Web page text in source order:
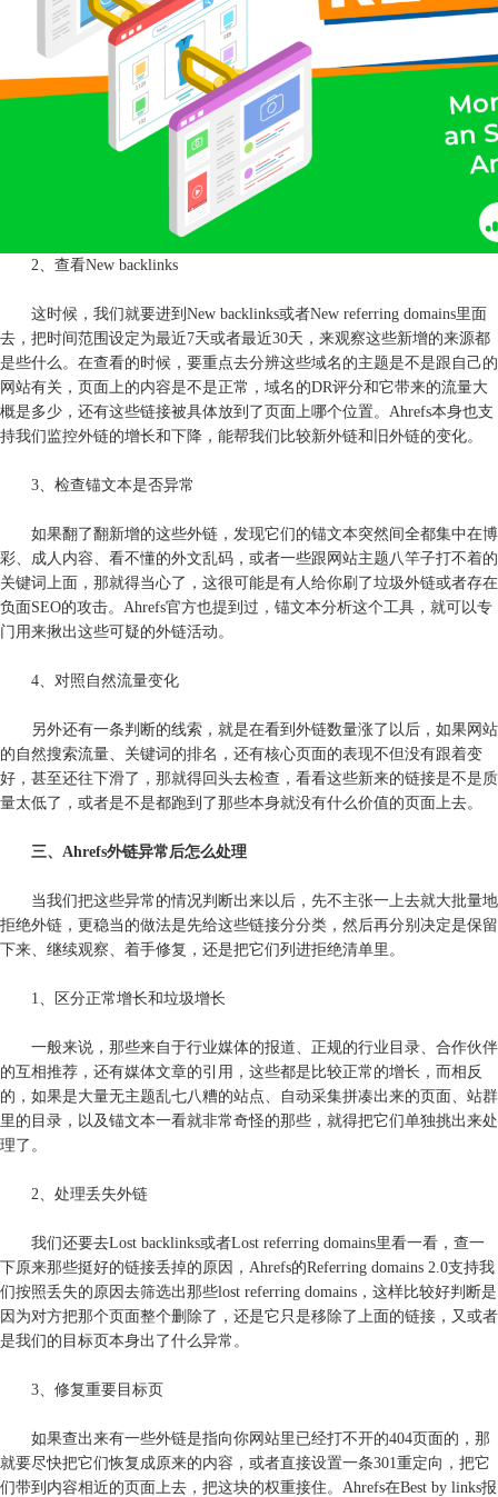
2、查看New backlinks
这时候，我们就要进到New backlinks或者New referring domains里面
去，把时间范围设定为最近7天或者最近30天，来观察这些新增的来源都
是些什么。在查看的时候，要重点去分辨这些域名的主题是不是跟自己的
网站有关，页面上的内容是不是正常，域名的DR评分和它带来的流量大
概是多少，还有这些链接被具体放到了页面上哪个位置。Ahrefs本身也支
持我们监控外链的增长和下降，能帮我们比较新外链和旧外链的变化。
3、检查锚文本是否异常
如果翻了翻新增的这些外链，发现它们的锚文本突然间全都集中在博
彩、成人内容、看不懂的外文乱码，或者一些跟网站主题八竿子打不着的
关键词上面，那就得当心了，这很可能是有人给你刷了垃圾外链或者存在
负面SEO的攻击。Ahrefs官方也提到过，锚文本分析这个工具，就可以专
门用来揪出这些可疑的外链活动。
4、对照自然流量变化
另外还有一条判断的线索，就是在看到外链数量涨了以后，如果网站
的自然搜索流量、关键词的排名，还有核心页面的表现不但没有跟着变
好，甚至还往下滑了，那就得回头去检查，看看这些新来的链接是不是质
量太低了，或者是不是都跑到了那些本身就没有什么价值的页面上去。
三、Ahrefs外链异常后怎么处理
当我们把这些异常的情况判断出来以后，先不主张一上去就大批量地
拒绝外链，更稳当的做法是先给这些链接分分类，然后再分别决定是保留
下来、继续观察、着手修复，还是把它们列进拒绝清单里。
1、区分正常增长和垃圾增长
一般来说，那些来自于行业媒体的报道、正规的行业目录、合作伙伴
的互相推荐，还有媒体文章的引用，这些都是比较正常的增长，而相反
的，如果是大量无主题乱七八糟的站点、自动采集拼凑出来的页面、站群
里的目录，以及锚文本一看就非常奇怪的那些，就得把它们单独挑出来处
理了。
2、处理丢失外链
我们还要去Lost backlinks或者Lost referring domains里看一看，查一
下原来那些挺好的链接丢掉的原因，Ahrefs的Referring domains 2.0支持我
们按照丢失的原因去筛选出那些lost referring domains，这样比较好判断是
因为对方把那个页面整个删除了，还是它只是移除了上面的链接，又或者
是我们的目标页本身出了什么异常。
3、修复重要目标页
如果查出来有一些外链是指向你网站里已经打不开的404页面的，那
就要尽快把它们恢复成原来的内容，或者直接设置一条301重定向，把它
们带到内容相近的页面上去，把这块的权重接住。Ahrefs在Best by links报